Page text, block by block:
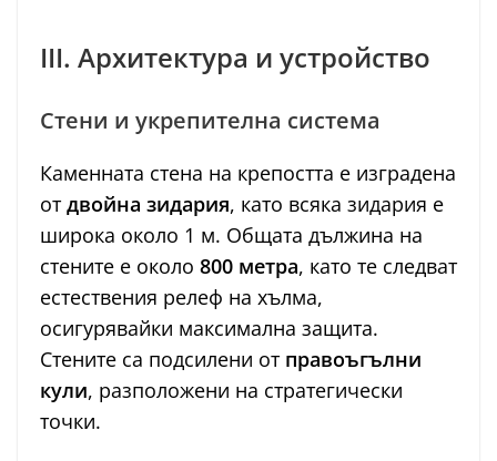
III. Архитектура и устройство
Стени и укрепителна система
Каменната стена на крепостта е изградена
отдвойна зидария, като всяка зидария е
широка около 1 м. Общата дължина на
стените е около 800 метра, като те следват
естествения релеф на хълма,
осигурявайки максимална защита.
Стените са подсилени от правоъгълни
кули, разположени на стратегически
точки.